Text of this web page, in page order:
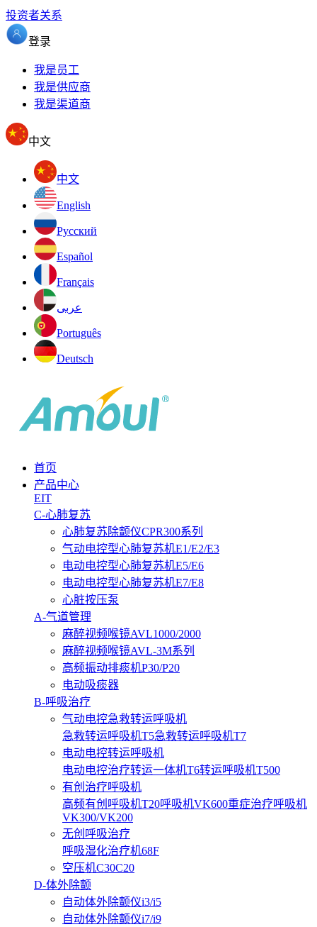
投资者关系
登录
我是员工
我是供应商
我是渠道商
中文
中文
English
Pусский
Español
Français
عربى
Português
Deutsch
首页
产品中心
EIT
C-心肺复苏
心肺复苏除颤仪CPR300系列
气动电控型心肺复苏机E1/E2/E3
电动电控型心肺复苏机E5/E6
电动电控型心肺复苏机E7/E8
心脏按压泵
A-气道管理
麻醉视频喉镜AVL1000/2000
麻醉视频喉镜AVL-3M系列
高频振动排痰机P30/P20
电动吸痰器
B-呼吸治疗
气动电控急救转运呼吸机
急救转运呼吸机T5急救转运呼吸机T7
电动电控转运呼吸机
电动电控治疗转运一体机T6转运呼吸机T500
有创治疗呼吸机
高频有创呼吸机T20呼吸机VK600重症治疗呼吸机
VK300/VK200
无创呼吸治疗
呼吸湿化治疗机68F
空压机C30C20
D-体外除颤
自动体外除颤仪i3/i5
自动体外除颤仪i7/i9